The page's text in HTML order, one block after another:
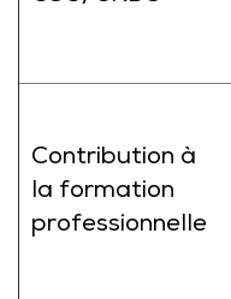
Contribution à
la formation
professionnelle